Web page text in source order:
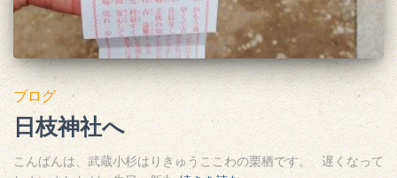
ブログ
日枝神社へ
こんばんは、武蔵小杉はりきゅうここわの栗栖です。 遅くなって